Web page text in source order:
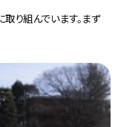
り組んでいます。まず